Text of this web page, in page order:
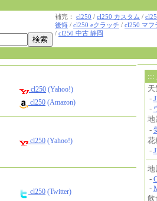
補完： cl250 / cl250 カスタム /
後悔 / cl250 eクラッチ / cl250 マフ
/ cl250 中古 静岡
cl250 (Yahoo!)
cl250 (Amazon)
cl250 (Yahoo!)
cl250 (Twitter)